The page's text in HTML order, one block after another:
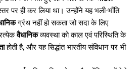
पर ही कर लिया था। उन्होंने यह भली-भाँति
ग्रंथ नहीं हो सकता जो सदा के लिए
वैधानिकव्यवस्था को काल एवं परिस्थिति के
होती है, और यह सिद्धांत भारतीय संविधान पर भी